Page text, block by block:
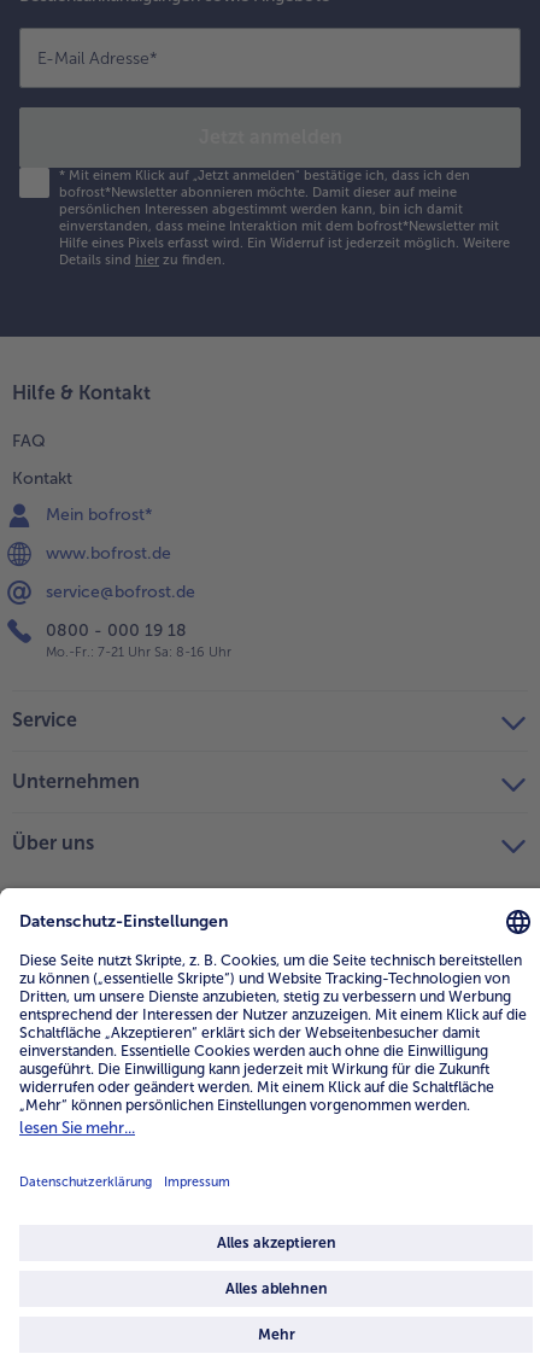
E-Mail Adresse*
* Mit einem Klick auf „Jetzt anmelden" bestätige ich, dass ich den
bofrost*Newsletter abonnieren möchte. Damit dieser auf meine
persönlichen Interessen abgestimmt werden kann, bin ich damit
einverstanden, dass meine Interaktion mit dem bofrost*Newsletter mit
Hilfe eines Pixels erfasst wird. Ein Widerruf ist jederzeit möglich. Weitere
Details sind hier zu finden.
Hilfe & Kontakt
FAQ
Kontakt
Mein bofrost*
www.bofrost.de
service@bofrost.de
0800 - 000 19 18
Mo.-Fr.: 7-21 Uhr Sa: 8-16 Uhr
Service
Unternehmen
Über uns
Land / Sprache wählen